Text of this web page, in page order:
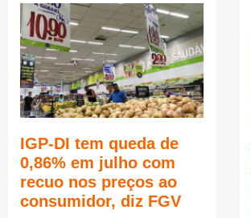
IGP-DI tem queda de
0,86% em julho com
recuo nos preços ao
consumidor, diz FGV